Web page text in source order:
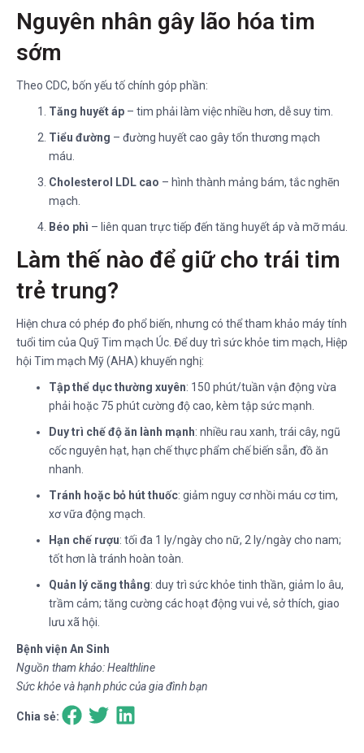
Nguyên nhân gây lão hóa tim
sớm
Theo CDC, bốn yếu tố chính góp phần:
Tăng huyết áp – tim phải làm việc nhiều hơn, dễ suy tim.
Tiểu đường – đường huyết cao gây tổn thương mạch
máu.
Cholesterol LDL cao – hình thành mảng bám, tắc nghẽn
mạch.
Béo phì – liên quan trực tiếp đến tăng huyết áp và mỡ máu.
Làm thế nào để giữ cho trái tim
trẻ trung?
Hiện chưa có phép đo phổ biến, nhưng có thể tham khảo máy tính
tuổi tim của Quỹ Tim mạch Úc. Để duy trì sức khỏe tim mạch, Hiệp
hội Tim mạch Mỹ (AHA) khuyến nghị:
Tập thể dục thường xuyên: 150 phút/tuần vận động vừa
phải hoặc 75 phút cường độ cao, kèm tập sức mạnh.
Duy trì chế độ ăn lành mạnh: nhiều rau xanh, trái cây, ngũ
cốc nguyên hạt, hạn chế thực phẩm chế biến sẵn, đồ ăn
nhanh.
Tránh hoặc bỏ hút thuốc: giảm nguy cơ nhồi máu cơ tim,
xơ vữa động mạch.
Hạn chế rượu: tối đa 1 ly/ngày cho nữ, 2 ly/ngày cho nam;
tốt hơn là tránh hoàn toàn.
Quản lý căng thẳng: duy trì sức khỏe tinh thần, giảm lo âu,
trầm cảm; tăng cường các hoạt động vui vẻ, sở thích, giao
lưu xã hội.
Bệnh viện An Sinh
Nguồn tham khảo: Healthline
Sức khỏe và hạnh phúc của gia đình bạn
Chia sẻ: